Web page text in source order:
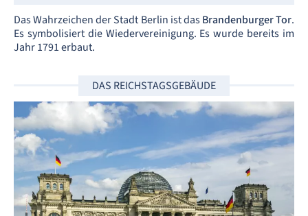
Das Wahrzeichen der Stadt Berlin ist dasBrandenburger Tor.
Es symbolisiert die Wiedervereinigung. Es wurde bereits im
Jahr 1791 erbaut.
DAS REICHSTAGSGEBÄUDE